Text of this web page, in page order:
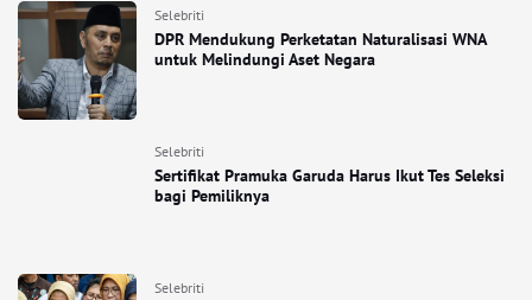
Selebriti
DPR Mendukung Perketatan Naturalisasi WNA
untuk Melindungi Aset Negara
Selebriti
Sertifikat Pramuka Garuda Harus Ikut Tes Seleksi
bagi Pemiliknya
Selebriti